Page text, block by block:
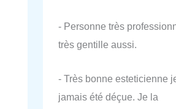
- Personne très
très gentille aussi.
- Très bonne esteticienne
jamais été déçue. Je la